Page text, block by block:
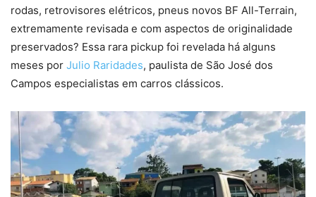
rodas, retrovisores elétricos, pneus novos BF All-Terrain,
extremamente revisada e com aspectos de originalidade
preservados? Essa rara pickup foi revelada há alguns
meses por Julio Raridades, paulista de São José dos
Campos especialistas em carros clássicos.